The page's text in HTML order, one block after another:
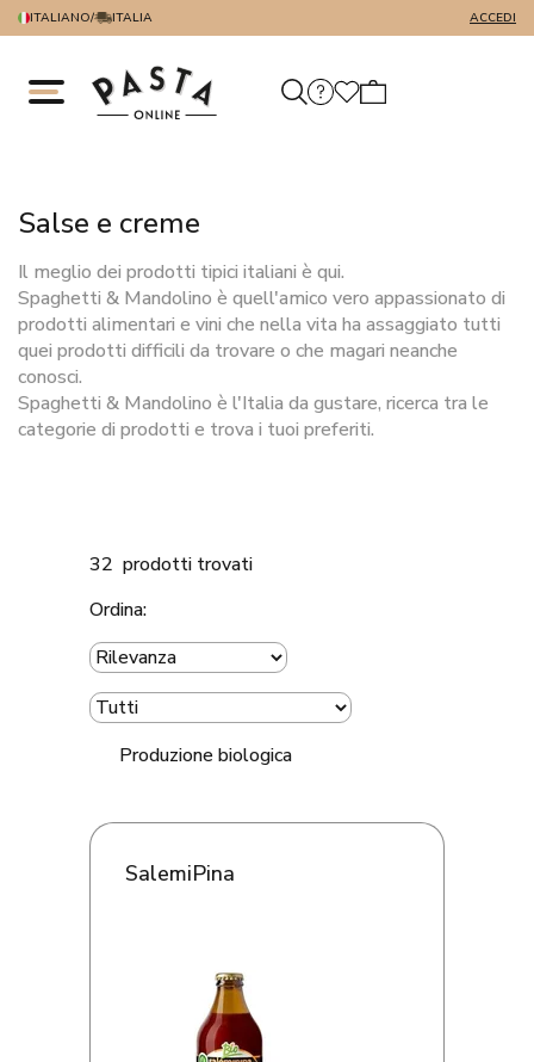
ITALIANO/ ITALIA ACCEDI
Salse e creme
Il meglio dei prodotti tipici italiani è qui.
Spaghetti & Mandolino è quell'amico vero appassionato di
prodotti alimentari e vini che nella vita ha assaggiato tutti
quei prodotti difficili da trovare o che magari neanche
conosci.
Spaghetti & Mandolino è l'Italia da gustare, ricerca tra le
categorie di prodotti e trova i tuoi preferiti.
32 prodotti trovati
Ordina:
Produzione biologica
SalemiPina